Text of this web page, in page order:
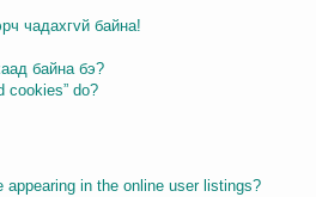
чадахгvй байна!
байна бэ?
cookies” do?
appearing in the online user listings?